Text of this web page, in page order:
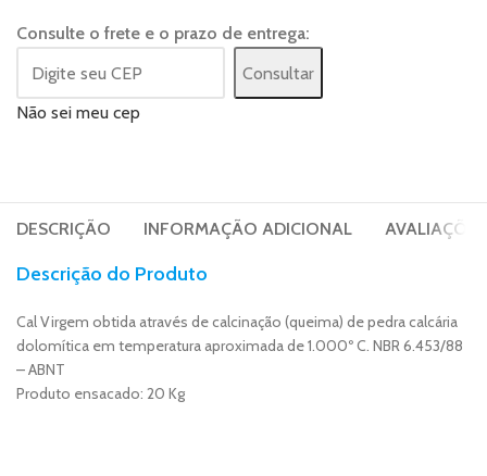
Consulte o frete e o prazo de entrega:
Consultar
Não sei meu cep
DESCRIÇÃO INFORMAÇÃO ADICIONAL
Descrição do Produto
Cal Virgem obtida através de calcinação (queima) de pedra calcária
dolomítica em temperatura aproximada de 1.000º C. NBR 6.453/88
– ABNT
Produto ensacado: 20 Kg